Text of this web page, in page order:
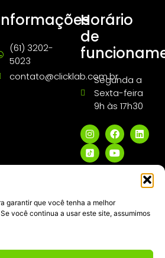
garantir que você tenha a melhor
você continua a usar este site, assumimos
(61) 3202-
5023
contato@clicklab.com.br
Horário
de
Segunda a
Sexta-feira
9h às 17h30
de Privacidade
DE PERFORMANCE LTDA ME - CNPJ: